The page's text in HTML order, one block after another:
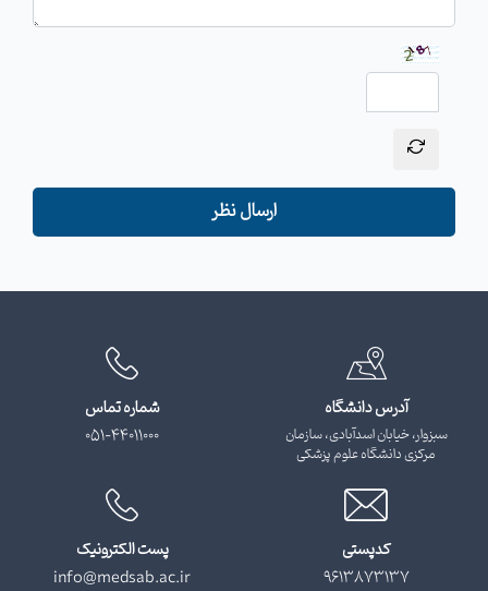
ارسال نظر
آدرس دانشگاه
سبزوار، خیابان اسدآبادی، سازمان
مرکزی دانشگاه علوم پزشکی
شماره تماس
051-44011000
کدپستی
9613873137
پست الکترونیک
info@medsab.ac.ir